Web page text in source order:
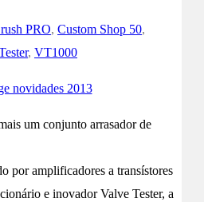
PRO, Custom Shop 50,
, VT1000
um conjunto arrasador de
por amplificadores a transístores
e inovador Valve Tester, a